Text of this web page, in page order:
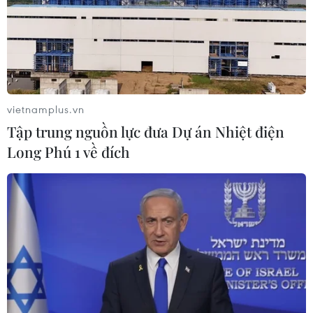
30/07/2026 13:53
CƠ QUAN CHỦ QUẢN: THÔNG TẤN XÃ VIỆT NAM
Tổng Biên tập: TRẦN TIẾN DUẨN
Phó Tổng Biên tập: NGUYỄN THỊ TÁM, KHÚC THANH
THỦY
Sở hữu trí tuệ
Quy định sử dụng
RSS
Hỗ trợ
vietnamplus.vn
Tập trung nguồn lực đưa Dự án Nhiệt điện
Long Phú 1 về đích